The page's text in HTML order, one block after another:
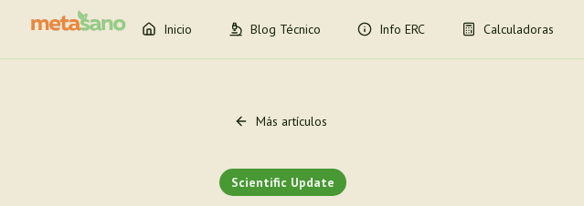
Inicio Blog Técnico Info ERC Calculadoras
Más artículos
Scientific Update